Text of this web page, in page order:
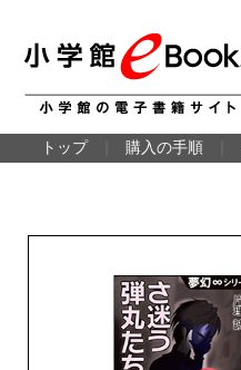
トップ 購入の手順